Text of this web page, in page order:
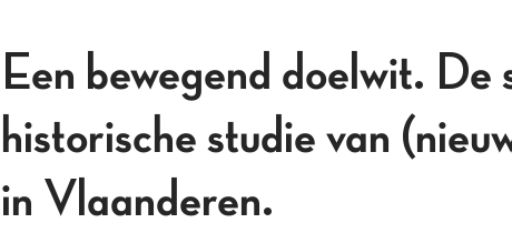
Een bewegend doelwit. De
historische studie van
in Vlaanderen.